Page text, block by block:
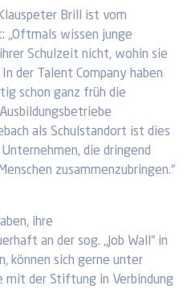
Brill ist vom
wissen junge
Schulzeit nicht, wohin sie
der Talent Company haben
schon ganz früh die
als Schulstandort ist dies
die dringend
zusammenzubringen.“
ihre
an der sog. „Job Wall“ in
können sich gerne unter
mit der Stiftung in Verbindung